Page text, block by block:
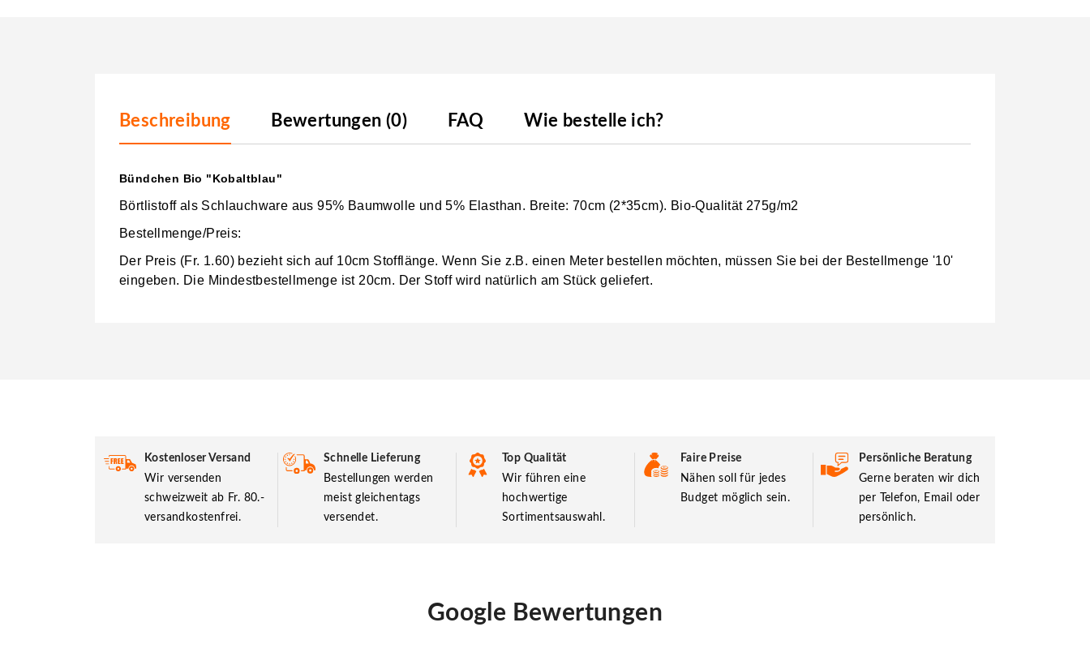
Beschreibung Bewertungen (0) FAQ Wie bestelle ich?
Bündchen Bio "Kobaltblau"
Börtlistoff als Schlauchware aus 95% Baumwolle und 5% Elasthan. Breite: 70cm (2*35cm). Bio-Qualität 275g/m2
Bestellmenge/Preis:
Der Preis (Fr. 1.60) bezieht sich auf 10cm Stofflänge. Wenn Sie z.B. einen Meter bestellen möchten, müssen Sie bei der Bestellmenge '10'
eingeben. Die Mindestbestellmenge ist 20cm. Der Stoff wird natürlich am Stück geliefert.
Kostenloser Versand
Wir versenden
schweizweit ab Fr. 80.-
versandkostenfrei.
Schnelle Lieferung
Bestellungen werden
meist gleichentags
versendet.
Top Qualität
Wir führen eine
hochwertige
Sortimentsauswahl.
Faire Preise
Nähen soll für jedes
Budget möglich sein.
Persönliche Beratung
Gerne beraten wir dich
per Telefon, Email oder
persönlich.
Google Bewertungen